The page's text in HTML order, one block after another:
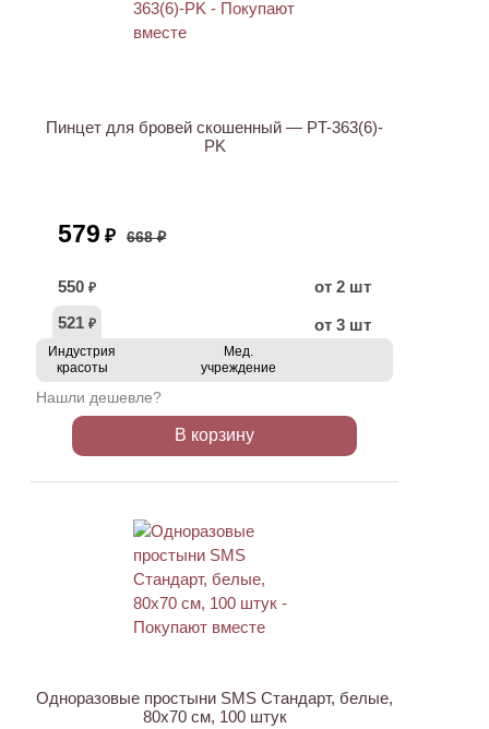
Пинцет для бровей скошенный — PT-363(6)-
PK
579 ₽ 668 ₽
550 ₽
от 2 шт
521 ₽ от 3 шт
Индустрия
красоты
Мед.
учреждение
Нашли дешевле?
В корзину
Одноразовые простыни SMS Стандарт, белые,
80х70 см, 100 штук